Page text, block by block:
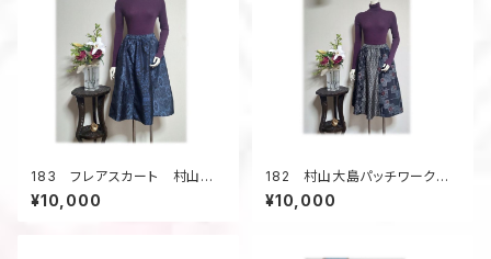
183 フレアスカート 村山大
島紬 着物アップサイクル 紺
色 ギャザーフレア 短め
¥10,000
182 村山大島パッチワークギ
ャザーフレアカート(黒系）
¥10,000